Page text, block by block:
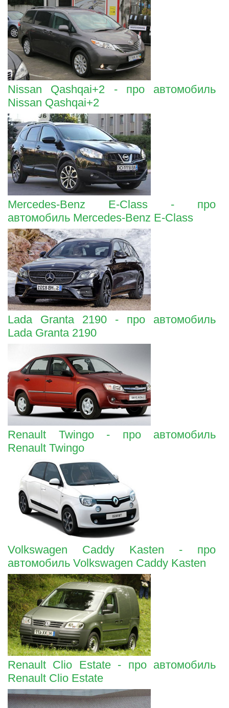
Nissan Qashqai+2 - про автомобиль
Nissan Qashqai+2
Mercedes-Benz E-Class - про
автомобиль Mercedes-Benz E-Class
Lada Granta 2190 - про автомобиль
Lada Granta 2190
Renault Twingo - про автомобиль
Renault Twingo
Volkswagen Caddy Kasten - про
автомобиль Volkswagen Caddy Kasten
Renault Clio Estate - про автомобиль
Renault Clio Estate